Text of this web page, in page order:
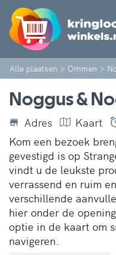
Alle plaatsen > Ommen >
Noggus &
Adres Kaart
Kom een bezoek
gevestigd is op
vindt u de leukste
verrassend en ruim
verschillende
hier onder de
optie in de kaart om
navigeren.